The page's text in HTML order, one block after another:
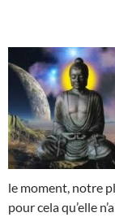
le moment, notre
pour cela qu’elle